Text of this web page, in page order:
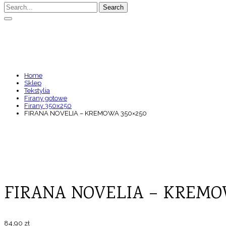
Search
Home
Sklep
Tekstylia
Firany gotowe
Firany 350x250
FIRANA NOVELIA – KREMOWA 350×250
FIRANA NOVELIA –
84,90 zł